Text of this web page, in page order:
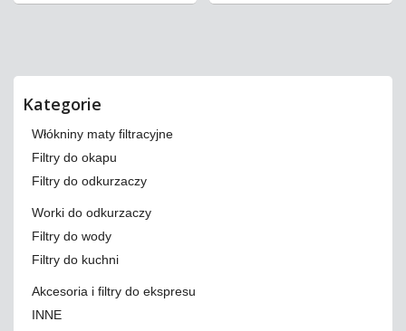
Kategorie
Włókniny maty filtracyjne
Filtry do okapu
Filtry do odkurzaczy
Worki do odkurzaczy
Filtry do wody
Filtry do kuchni
Akcesoria i filtry do ekspresu
INNE